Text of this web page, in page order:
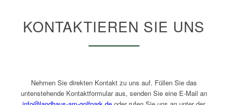
KONTAKTIEREN SIE UNS
Nehmen Sie direkten Kontakt zu uns auf. Füllen Sie das
untenstehende Kontaktformular aus, senden Sie eine E-Mail an